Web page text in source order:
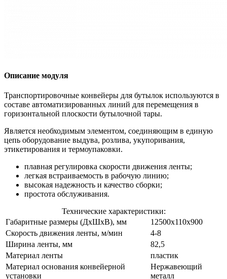
Описание модуля
Транспортировочные конвейеры для бутылок используются в
составе автоматизированных линий для перемещения в
горизонтальной плоскости бутылочной тары.
Является необходимым элементом, соединяющим в единую
цепь оборудование выдува, розлива, укупоривания,
этикетирования и термоупаковки.
плавная регулировка скорости движения ленты;
легкая встраиваемость в рабочую линию;
высокая надежность и качество сборки;
простота обслуживания.
Технические характеристики:
Габаритные размеры (ДхШхВ), мм
12500х110х900
Скорость движения ленты, м/мин
4-8
Ширина ленты, мм
82,5
Материал ленты
пластик
Материал основания конвейерной
установки
Нержавеющий
металл